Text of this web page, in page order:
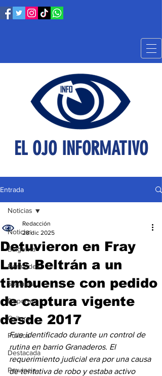
EL OJO INFORMATIVO
Entrada
Noticias
Baigorria
Bermúdez
Sociales
Deportes
Cultura
Política
Destacada
Provincia
Noticias
Detuvieron en Fray
Luis Beltrán a un
timbuense con pedido
de captura vigente
desde 2017
Redacción
28 dic 2025
Fue identificado durante un control de
rutina en barrio Granaderos. El
requerimiento judicial era por una causa
de tentativa de robo y estaba activo